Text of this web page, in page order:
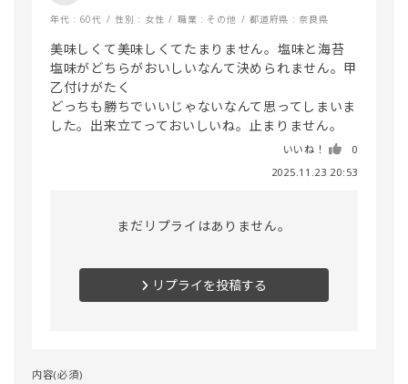
年代 : 60代 性別 : 女性 職業 : その他 都道府県 : 奈良県
美味しくて美味しくてたまりません。塩味と海苔
塩味がどちらがおいしいなんて決められません。甲
乙付けがたく
どっちも勝ちでいいじゃないなんて思ってしまいま
した。出来立てっておいしいね。止まりません。
いいね！
0
2025.11.23 20:53
まだリプライはありません。
リプライを投稿する
内容(必須)